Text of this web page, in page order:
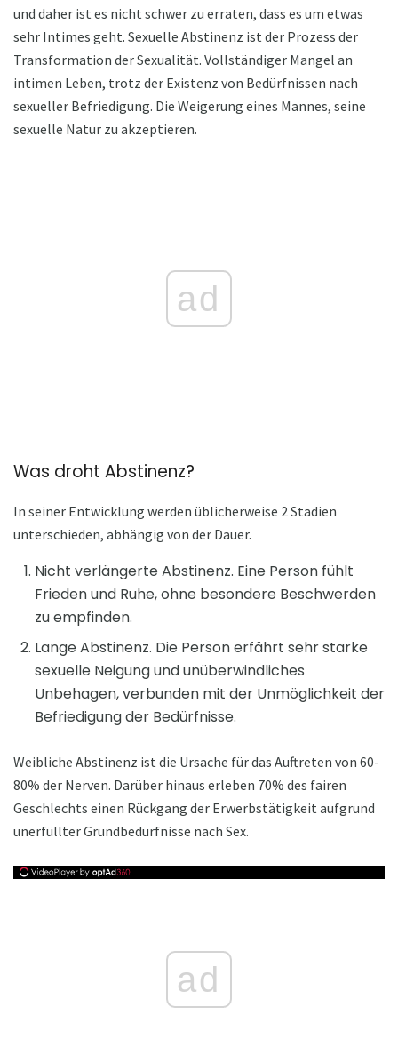
und daher ist es nicht schwer zu erraten, dass es um etwas
sehr Intimes geht. Sexuelle Abstinenz ist der Prozess der
Transformation der Sexualität. Vollständiger Mangel an
intimen Leben, trotz der Existenz von Bedürfnissen nach
sexueller Befriedigung. Die Weigerung eines Mannes, seine
sexuelle Natur zu akzeptieren.
ad
Was droht Abstinenz?
In seiner Entwicklung werden üblicherweise 2 Stadien
unterschieden, abhängig von der Dauer.
Nicht verlängerte Abstinenz. Eine Person fühlt
Frieden und Ruhe, ohne besondere Beschwerden
zu empfinden.
Lange Abstinenz. Die Person erfährt sehr starke
sexuelle Neigung und unüberwindliches
Unbehagen, verbunden mit der Unmöglichkeit der
Befriedigung der Bedürfnisse.
Weibliche Abstinenz ist die Ursache für das Auftreten von 60-
80% der Nerven. Darüber hinaus erleben 70% des fairen
Geschlechts einen Rückgang der Erwerbstätigkeit aufgrund
unerfüllter Grundbedürfnisse nach Sex.
ad